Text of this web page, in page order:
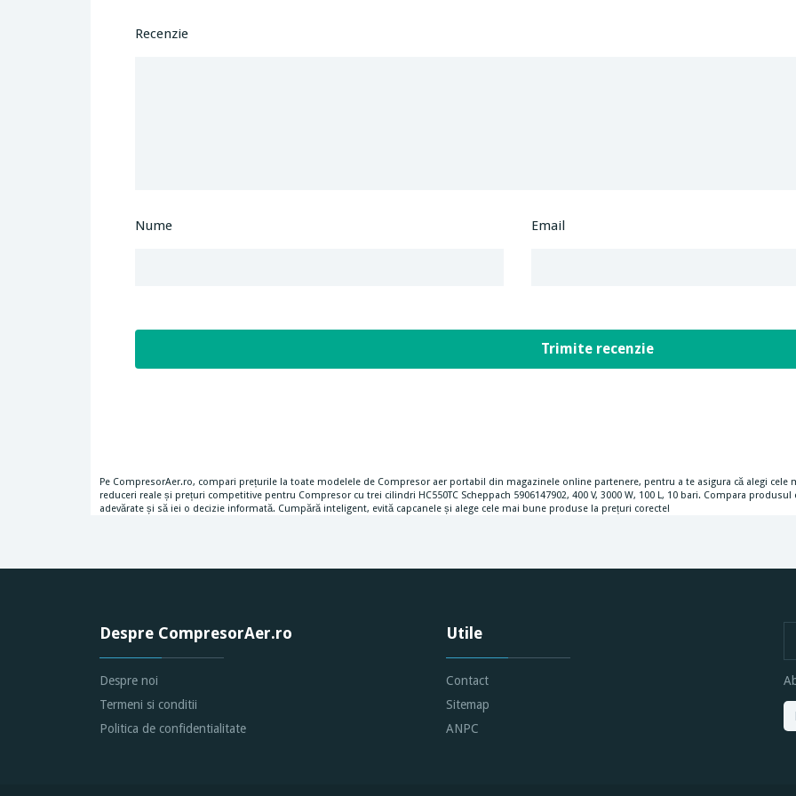
Recenzie
Nume Email
Pe CompresorAer.ro, compari prețurile la toate modelele de Compresor aer portabil din magazinele online partenere, pentru a te asigura că alegi cele
reduceri reale și prețuri competitive pentru Compresor cu trei cilindri HC550TC Scheppach 5906147902, 400 V, 3000 W, 100 L, 10 bari. Compara
adevărate și să iei o decizie informată. Cumpără inteligent, evită capcanele și alege cele mai bune produse la prețuri corecte!
Despre CompresorAer.ro
Despre noi
Termeni si conditii
Politica de confidentialitate
Utile
Contact
Sitemap
ANPC